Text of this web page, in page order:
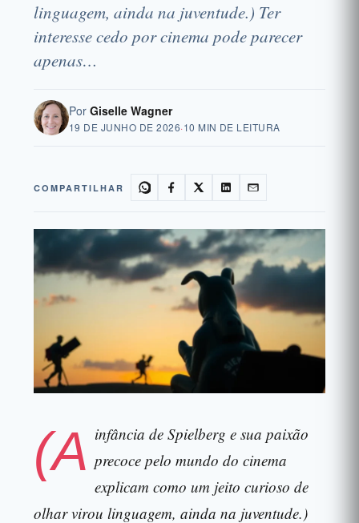
linguagem, ainda na juventude.) Ter
interesse cedo por cinema pode parecer
apenas…
Por Giselle Wagner
19 DE JUNHO DE 2026·10 MIN DE LEITURA
COMPARTILHAR
(A infância de Spielberg e sua paixão
precoce pelo mundo do cinema
explicam como um jeito curioso de
olhar virou linguagem, ainda na juventude.)